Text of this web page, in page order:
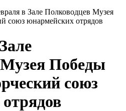
в Зале Полководцев Музея
союз юнармейских отрядов
Победы
союз